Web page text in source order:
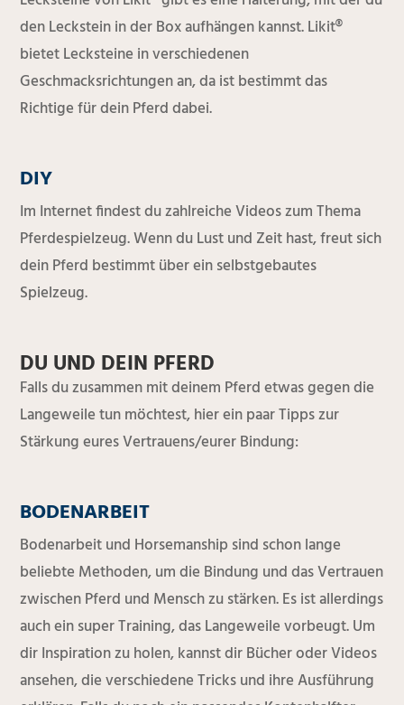
den Leckstein in der Box aufhängen kannst. Likit®
bietet Lecksteine in verschiedenen
Geschmacksrichtungen an, da ist bestimmt das
Richtige für dein Pferd dabei.
DIY
Im Internet findest du zahlreiche Videos zum Thema
Pferdespielzeug. Wenn du Lust und Zeit hast, freut sich
dein Pferd bestimmt über ein selbstgebautes
Spielzeug.
DU UND DEIN PFERD
Falls du zusammen mit deinem Pferd etwas gegen die
Langeweile tun möchtest, hier ein paar Tipps zur
Stärkung eures Vertrauens/eurer Bindung:
BODENARBEIT
Bodenarbeit und Horsemanship sind schon lange
beliebte Methoden, um die Bindung und das Vertrauen
zwischen Pferd und Mensch zu stärken. Es ist allerdings
auch ein super Training, das Langeweile vorbeugt. Um
dir Inspiration zu holen, kannst dir Bücher oder Videos
ansehen, die verschiedene Tricks und ihre Ausführung